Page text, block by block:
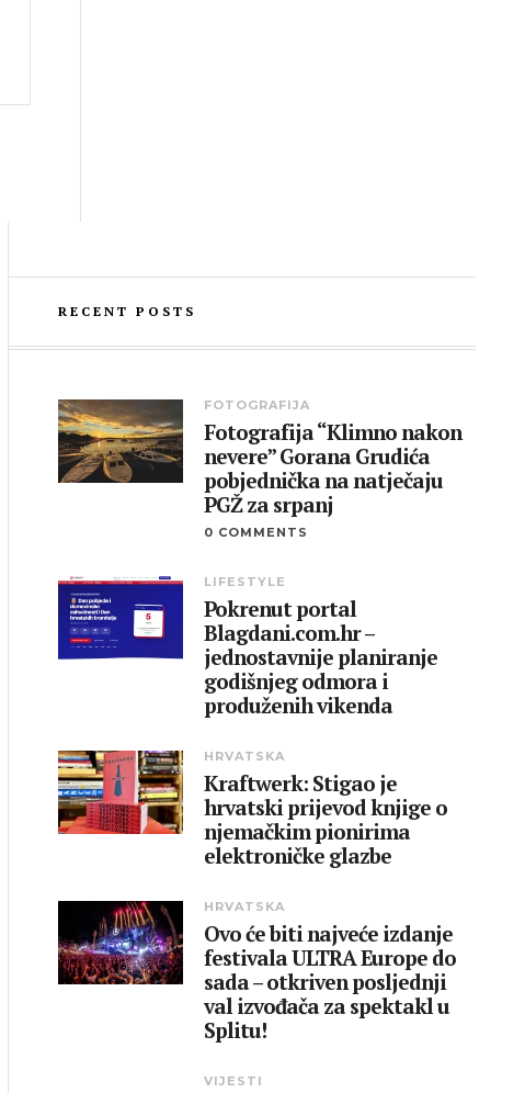
RECENT POSTS
FOTOGRAFIJA
Fotografija “Klimno nakon
nevere” Gorana Grudića
pobjednička na natječaju
PGŽ za srpanj
0 COMMENTS
LIFESTYLE
Pokrenut portal
Blagdani.com.hr –
jednostavnije planiranje
godišnjeg odmora i
produženih vikenda
HRVATSKA
Kraftwerk: Stigao je
hrvatski prijevod knjige o
njemačkim pionirima
elektroničke glazbe
HRVATSKA
Ovo će biti najveće izdanje
festivala ULTRA Europe do
sada – otkriven posljednji
val izvođača za spektakl u
Splitu!
VIJESTI